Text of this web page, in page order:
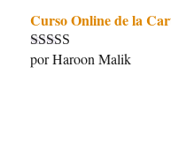
Curso Online de la
Valorado con
por Haroon Malik